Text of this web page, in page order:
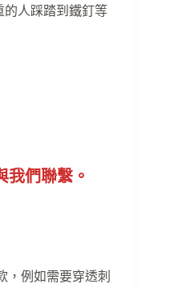
的人踩踏到鐵釘等
們聯繫。
，例如需要穿透刺